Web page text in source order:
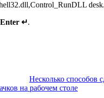
Enter ↵.
Несколько способов
на рабочем столе